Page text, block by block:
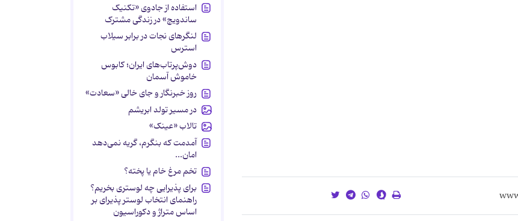
استفاده از جادوی «تکنیک
ساندویچ» در زندگی مشترک
لنگرهای نجات در برابر سیلاب
استرس
دوش‌پرتاب‌های ایران؛ کابوس
خاموش آسمان
روز خبرنگار و جای خالی «سعادت»
در مسیر تولد ابریشم
تالاب «عینک»
آمدمت که بنگرم، گریه نمی‌دهد
امان...
تخم مرغ خام یا پخته؟
برای پذیرایی چه لوستری بخریم؟
راهنمای انتخاب لوستر پذیرای بر
اساس متراژ و دکوراسیون